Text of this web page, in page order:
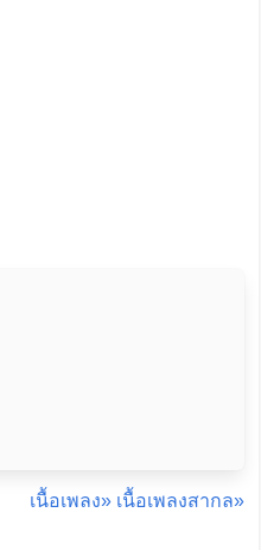
เนื้อเพลง» เนื้อเพลงสากล»